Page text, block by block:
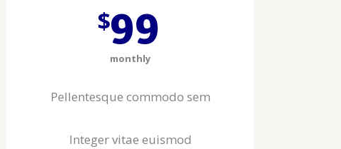
$99
monthly
Pellentesque commodo sem
Integer vitae euismod